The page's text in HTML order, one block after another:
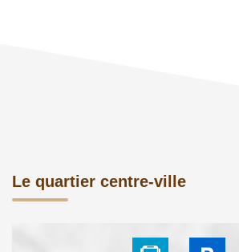
Le quartier centre-ville